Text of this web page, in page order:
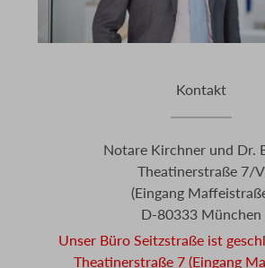
Kontakt
Notare Kirchner und Dr.
Theatinerstraße 7/V
(Eingang
D-80333 München
Unser Büro Seitzstraße ist
Theatinerstraße 7 (Eingang